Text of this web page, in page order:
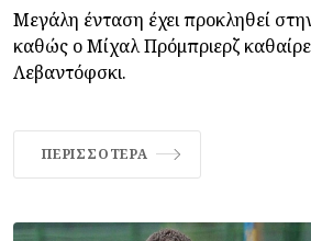
Μεγάλη ένταση έχει προκληθεί
καθώς ο Μίχαλ Πρόμπριερζ
Λεβαντόφσκι.
ΠΕΡΙΣΣΌΤΕΡΑ